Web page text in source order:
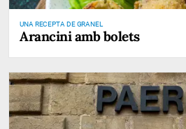
UNA RECEPTA DE GRANEL
Arancini amb bolets